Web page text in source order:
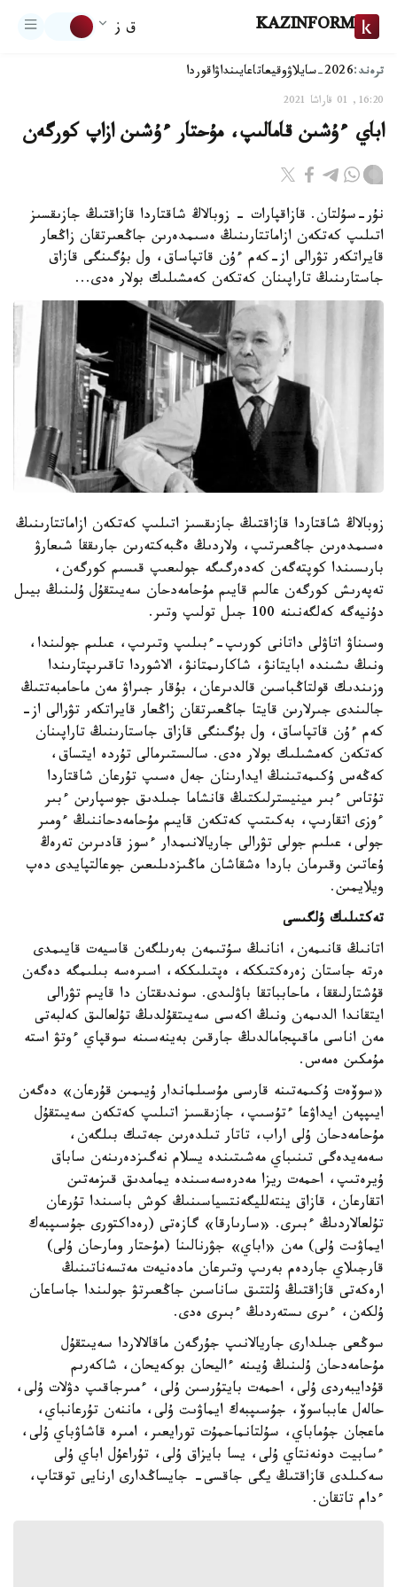
KAZINFORM ق ز
ترەند:2026-سايلاۋ وقيعاتاعايىنداۋاقوردا
16:20, 01 قاراشا 2021
اباي ءۇشىن قامالىپ، مۇحتار ءۇشىن ازاپ كورگەن
نۇر-سۇلتان. قازاقپارات - زوبالاڭ شاقتاردا قازاقتىڭ جازىقسىز
اتىلىپ كەتكەن ازاماتتارىنىڭ ەسىمدەرىن جاڭعىرتقان زاڭعار
قايراتكەر تۋرالى از-كەم ءۇن قاتپاساق، ول بۇگىنگى قازاق
جاستارىنىڭ تاراپىنان كەتكەن كەمشىلىك بولار ەدى...
زوبالاڭ شاقتاردا قازاقتىڭ جازىقسىز اتىلىپ كەتكەن ازاماتتارىنىڭ
ەسىمدەرىن جاڭعىرتىپ، ولاردىڭ ەڭبەكتەرىن جارىققا شىعارۋ
بارىسىندا كوپتەگەن كەدەرگىگە جولىعىپ قىسىم كورگەن،
تەپەرىش كورگەن عالىم قايىم مۇحامەدحان سەيىتقۇل ۇلىنىڭ بيىل
دۇنيەگە كەلگەنىنە 100 جىل تولىپ وتىر.
وسىناۋ اتاۋلى داتانى كورىپ-ءبىلىپ وتىرىپ، عىلىم جولىندا،
ونىڭ ىشىندە ابايتانۋ، شاكارىمتانۋ، الاشوردا تاقىرىپتارىندا
وزىندىك قولتاڭباسىن قالدىرعان، بۇقار جىراۋ مەن ماحامبەتتىڭ
جالىندى جىرلارىن قايتا جاڭعىرتقان زاڭعار قايراتكەر تۋرالى از-
كەم ءۇن قاتپاساق، ول بۇگىنگى قازاق جاستارىنىڭ تاراپىنان
كەتكەن كەمشىلىك بولار ەدى. سالىستىرمالى تۇردە ايتساق،
كەڭەس ۇكىمەتىنىڭ ايدارىنان جەل ەسىپ تۇرعان شاقتاردا
تۇتاس ءبىر مينيسترلىكتىڭ قانشاما جىلدىق جوسپارىن ءبىر
ءوزى اتقارىپ، بەكىتىپ كەتكەن قايىم مۇحامەدحاننىڭ ءومىر
جولى، عىلىم جولى تۋرالى جاريالانىمدار ءسوز قادىرىن تەرەڭ
ۇعاتىن وقىرمان باردا ەشقاشان ماڭىزدىلىعىن جوعالتپايدى دەپ
ويلايمىن.
تەكتىلىك ۇلگىسى
اتانىڭ قانىمەن، انانىڭ سۇتىمەن بەرىلگەن قاسيەت قايىمدى
ەرتە جاستان زەرەكتىككە، ەپتىلىككە، اسىرەسە بىلىمگە دەگەن
قۇشتارلىققا، ماحابباتقا باۋلىدى. سوندىقتان دا قايىم تۋرالى
ايتقاندا الدىمەن ونىڭ اكەسى سەيىتقۇلدىڭ تۇلعالىق كەلبەتى
مەن اناسى ماقىپجامالدىڭ جارقىن بەينەسىنە سوقپاي ءوتۋ استە
مۇمكىن ەمەس.
«سوۆەت ۇكىمەتىنە قارسى مۇسىلماندار ۇيىمىن قۇرعان» دەگەن
ايىپپەن ايداۋعا ءتۇسىپ، جازىقسىز اتىلىپ كەتكەن سەيىتقۇل
مۇحامەدحان ۇلى اراب، تاتار تىلدەرىن جەتىك بىلگەن،
سەمەيدەگى تىنىباي مەشىتىندە يسلام نەگىزدەرىنەن ساباق
ۇيرەتىپ، احمەت ريزا مەدرەسەسىندە يمامدىق قىزمەتىن
اتقارعان، قازاق ينتەلليگەنتسياسىنىڭ كوش باسىندا تۇرعان
تۇلعالاردىڭ ءبىرى. «سارىارقا» گازەتى (رەداكتورى جۇسىپبەك
ايماۋىت ۇلى) مەن «اباي» جۋرنالىنا (مۇحتار ومارحان ۇلى)
قارجىلاي جاردەم بەرىپ وتىرعان مادەنيەت مەتسەناتىنىڭ
ارەكەتى قازاقتىڭ ۇلتتىق ساناسىن جاڭعىرتۋ جولىندا جاساعان
ۇلكەن، ءىرى ىستەردىڭ ءبىرى ەدى.
سوڭعى جىلدارى جاريالانىپ جۇرگەن ماقالالاردا سەيىتقۇل
مۇحامەدحان ۇلىنىڭ ۇيىنە ءاليحان بوكەيحان، شاكەرىم
قۇدايبەردى ۇلى، احمەت بايتۇرسىن ۇلى، ءمىرجاقىپ دۋلات ۇلى،
حالەل عابباسوۆ، جۇسىپبەك ايماۋىت ۇلى، ماننەن تۇرعانباي،
ماعجان جۇماباي، سۇلتانماحمۇت تورايعىر، امىرە قاشاۋباي ۇلى،
ءسابيت دونەنتاي ۇلى، يسا بايزاق ۇلى، تۇراعۇل اباي ۇلى
سەكىلدى قازاقتىڭ يگى جاقسى- جايساڭدارى ارنايى توقتاپ،
ءدام تاتقان.